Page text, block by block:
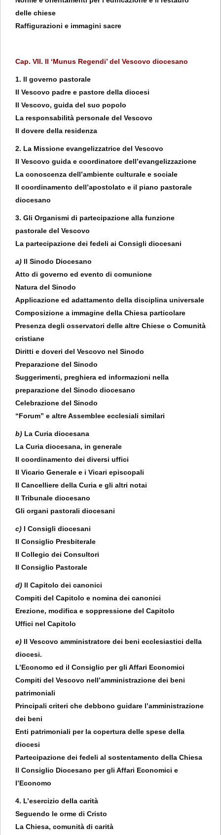
delle chiese
Raffigurazioni e immagini sacre
Cap. VII. Il ‘Munus Regendi’ del Vescovo diocesano
1. Il governo pastorale
Il Vescovo padre e pastore della diocesi
Il Vescovo, guida del suo popolo
La responsabilità personale del Vescovo
Il dovere della residenza
2. La Missione evangelizzatrice del Vescovo
Il Vescovo guida e coordinatore dell’evangelizzazione
La conoscenza dell’ambiente culturale e sociale
Il coordinamento dell’apostolato e il piano pastorale
diocesano
3. Gli Organismi di partecipazione alla funzione
pastorale del Vescovo
La partecipazione dei fedeli ai Consigli diocesani
a) Il Sinodo Diocesano
Atto di governo ed evento di comunione
Natura del Sinodo
Applicazione ed adattamento della disciplina universale
Composizione a immagine della Chiesa particolare
Presenza degli osservatori delle altre Chiese o Comunità
cristiane
Diritti e doveri del Vescovo nel Sinodo
Preparazione del Sinodo
Suggerimenti, preghiera ed informazioni nella
preparazione del Sinodo diocesano
Celebrazione del Sinodo
“Forum” e altre Assemblee ecclesiali similari
b) La Curia diocesana
La Curia diocesana, in generale
Il coordinamento dei diversi uffici
Il Vicario Generale e i Vicari episcopali
Il Cancelliere della Curia e gli altri notai
Il Tribunale diocesano
Gli organi pastorali diocesani
c) I Consigli diocesani
Il Consiglio Presbiterale
Il Collegio dei Consultori
Il Consiglio Pastorale
d) Il Capitolo dei canonici
Compiti del Capitolo e nomina dei canonici
Erezione, modifica e soppressione del Capitolo
Uffici nel Capitolo
e) Il Vescovo amministratore dei beni ecclesiastici della
diocesi.
L’Economo ed il Consiglio per gli Affari Economici
Compiti del Vescovo nell’amministrazione dei beni
patrimoniali
Principali criteri che debbono guidare l’amministrazione
dei beni
Enti patrimoniali per la copertura delle spese della
diocesi
Partecipazione dei fedeli al sostentamento della Chiesa
Il Consiglio Diocesano per gli Affari Economici e
l’Economo
4. L’esercizio della carità
Seguendo le orme di Cristo
La Chiesa, comunità di carità